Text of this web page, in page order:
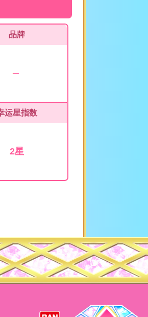
品牌
运星指数
2星